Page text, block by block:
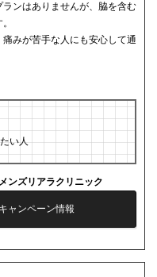
ンはありませんが、脇を含む
みが苦手な人にも安心して通
い人
ンズリアラクリニック
ャンペーン情報